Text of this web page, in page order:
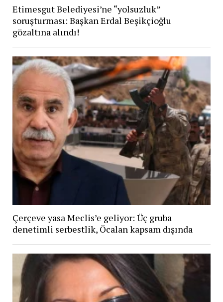
Etimesgut Belediyesi’ne “yolsuzluk”
soruşturması: Başkan Erdal Beşikçioğlu
gözaltına alındı!
Çerçeve yasa Meclis’e geliyor: Üç gruba
denetimli serbestlik, Öcalan kapsam dışında